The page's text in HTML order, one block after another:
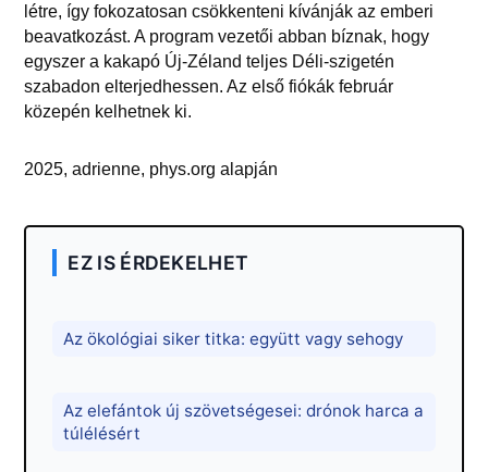
létre, így fokozatosan csökkenteni kívánják az emberi
beavatkozást. A program vezetői abban bíznak, hogy
egyszer a kakapó Új-Zéland teljes Déli-szigetén
szabadon elterjedhessen. Az első fiókák február
közepén kelhetnek ki.
2025, adrienne, phys.org alapján
EZ IS ÉRDEKELHET
Az ökológiai siker titka: együtt vagy sehogy
Az elefántok új szövetségesei: drónok harca a
túlélésért